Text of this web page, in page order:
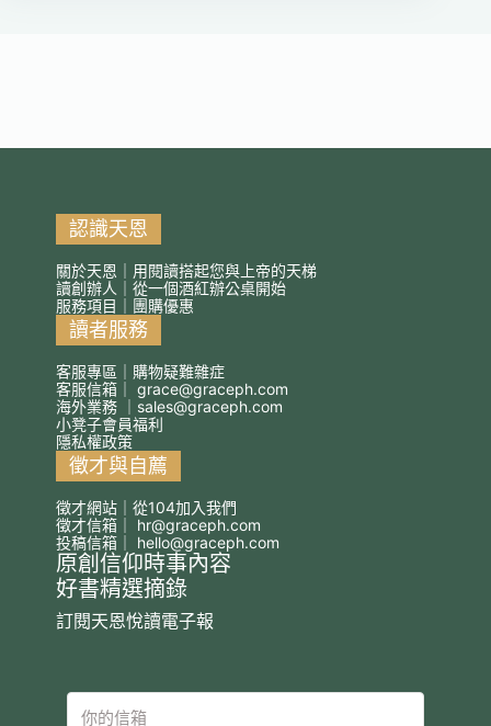
認識天恩
關於天恩｜用閱讀搭起您與上帝的天梯
讀創辦人｜從一個酒紅辦公桌開始
服務項目｜團購優惠
讀者服務
客服專區｜購物疑難雜症
客服信箱｜ grace@graceph.com
海外業務 ｜ sales@graceph.com
小凳子會員福利
隱私權政策
徵才與自薦
徵才網站｜從104加入我們
徵才信箱｜ hr@graceph.com
投稿信箱｜ hello@graceph.com
原創信仰時事內容
好書精選摘錄
訂閱天恩悅讀電子報